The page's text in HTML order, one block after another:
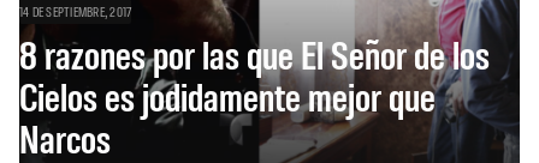
14 DE SEPTIEMBRE, 2017
8 razones por las que El Señor de los
Cielos es jodidamente mejor que
Narcos